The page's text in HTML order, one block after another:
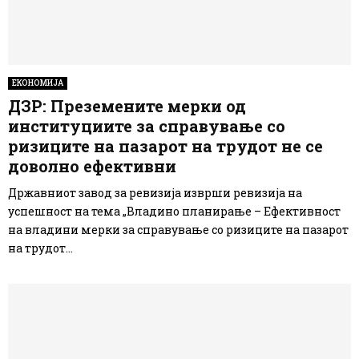
ЕКОНОМИЈА
ДЗР: Преземените мерки од
институциите за справување со
ризиците на пазарот на трудот не се
доволно ефективни
Државниот завод за ревизија изврши ревизија на
успешност на тема „Владино планирање – Ефективност
на владини мерки за справување со ризиците на пазарот
на трудот...